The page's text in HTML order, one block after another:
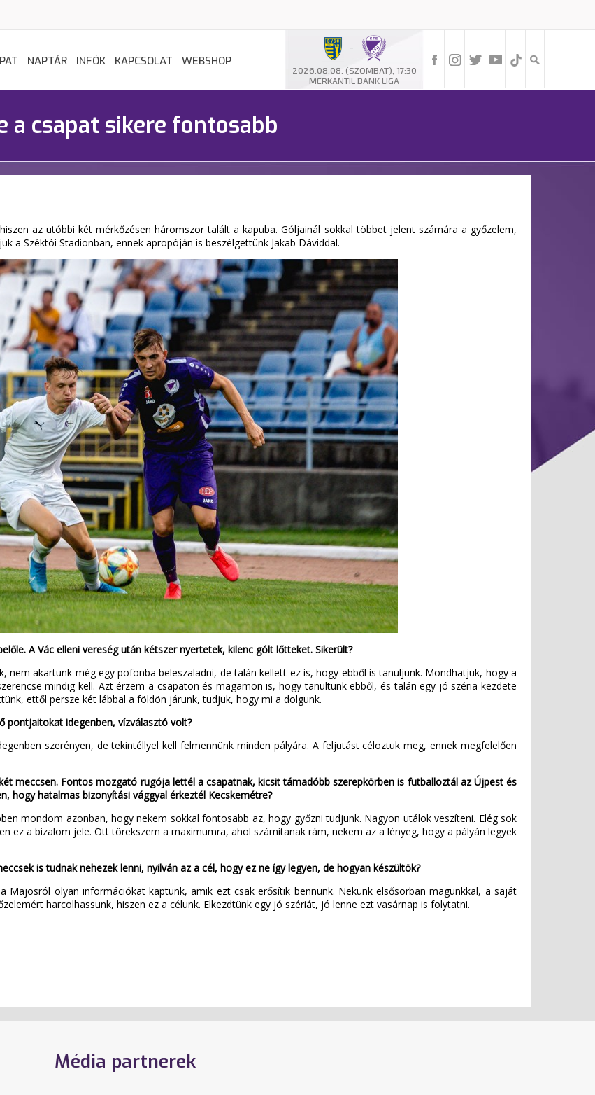
-
2026.08.08. (SZOMBAT), 17:30
MERKANTIL BANK LIGA
NAPTÁR INFÓK KAPCSOLAT WEBSHOP
a csapat sikere fontosabb
az utóbbi két mérkőzésen háromszor talált a kapuba. Góljainál sokkal többet jelent számára a győzelem,
a Széktói Stadionban, ennek apropóján is beszélgettünk Jakab Dáviddal.
A Vác elleni vereség után kétszer nyertetek, kilenc gólt lőtteket. Sikerült?
nem akartunk még egy pofonba beleszaladni, de talán kellett ez is, hogy ebből is tanuljunk. Mondhatjuk, hogy a
mindig kell. Azt érzem a csapaton és magamon is, hogy tanultunk ebből, és talán egy jó széria kezdete
ettől persze két lábbal a földön járunk, tudjuk, hogy mi a dolgunk.
pontjaitokat idegenben, vízválasztó volt?
szerényen, de tekintéllyel kell felmennünk minden pályára. A feljutást céloztuk meg, ennek megfelelően
meccsen. Fontos mozgató rugója lettél a csapatnak, kicsit támadóbb szerepkörben is futballoztál az Újpest és
hogy hatalmas bizonyítási vággyal érkeztél Kecskemétre?
mondom azonban, hogy nekem sokkal fontosabb az, hogy győzni tudjunk. Nagyon utálok veszíteni. Elég sok
ez a bizalom jele. Ott törekszem a maximumra, ahol számítanak rám, nekem az a lényeg, hogy a pályán legyek
is tudnak nehezek lenni, nyilván az a cél, hogy ez ne így legyen, de hogyan készültök?
Majosról olyan információkat kaptunk, amik ezt csak erősítik bennünk. Nekünk elsősorban magunkkal, a saját
harcolhassunk, hiszen ez a célunk. Elkezdtünk egy jó szériát, jó lenne ezt vasárnap is folytatni.
Média partnerek